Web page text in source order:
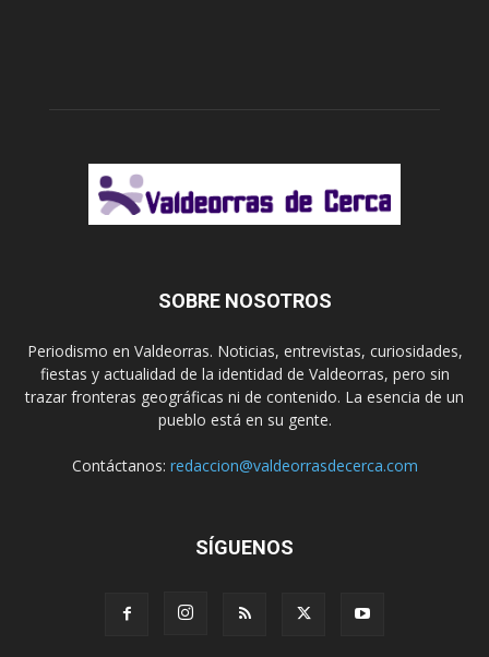
SOBRE NOSOTROS
Periodismo en Valdeorras. Noticias, entrevistas, curiosidades,
fiestas y actualidad de la identidad de Valdeorras, pero sin
trazar fronteras geográficas ni de contenido. La esencia de un
pueblo está en su gente.
Contáctanos: redaccion@valdeorrasdecerca.com
SÍGUENOS